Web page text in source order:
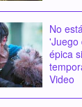
No
'Juego
épica
Video